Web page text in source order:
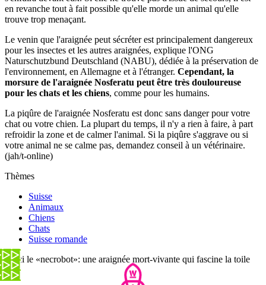
en revanche tout à fait possible qu'elle morde un animal qu'elle
trouve trop menaçant.
Le venin que l'araignée peut sécréter est principalement dangereux
pour les insectes et les autres araignées, explique l'ONG
Naturschutzbund Deutschland (NABU), dédiée à la préservation de
l'environnement, en Allemagne et à l'étranger. Cependant, la
morsure de l'araignée Nosferatu peut être très douloureuse
pour les chats et les chiens, comme pour les humains.
La piqûre de l'araignée Nosferatu est donc sans danger pour votre
chat ou votre chien. La plupart du temps, il n'y a rien à faire, à part
refroidir la zone et de calmer l'animal. Si la piqûre s'aggrave ou si
votre animal ne se calme pas, demandez conseil à un vétérinaire.
(jah/t-online)
Thèmes
Suisse
Animaux
Chiens
Chats
Suisse romande
Voici le «necrobot»: une araignée mort-vivante qui fascine la toile